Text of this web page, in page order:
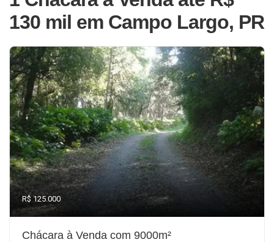
130 mil em Campo Largo, PR
R$ 125.000
Chácara à Venda com 9000m²